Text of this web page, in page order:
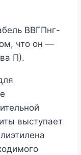
ВВГПнг-
что он —
П).
выступает